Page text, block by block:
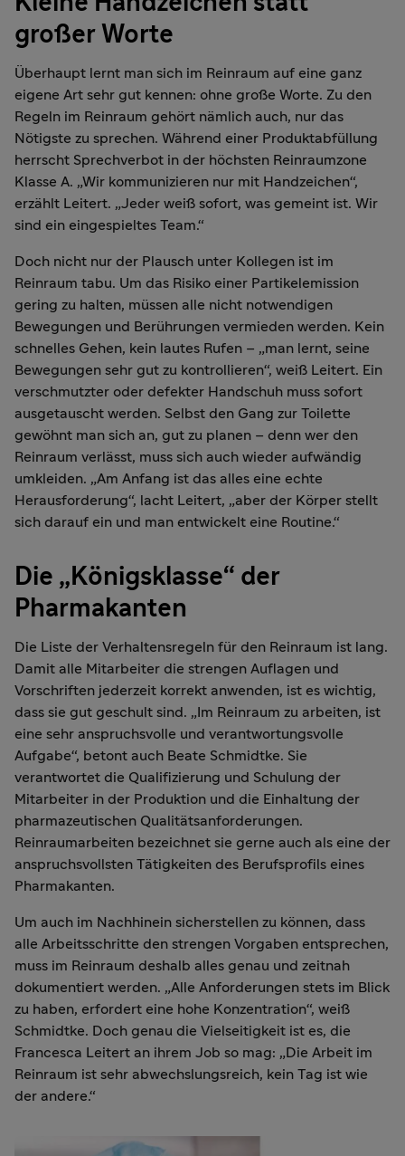
großer Worte
Überhaupt lernt man sich im Reinraum auf eine ganz
eigene Art sehr gut kennen: ohne große Worte. Zu den
Regeln im Reinraum gehört nämlich auch, nur das
Nötigste zu sprechen. Während einer Produktabfüllung
herrscht Sprechverbot in der höchsten Reinraumzone
Klasse A. „Wir kommunizieren nur mit Handzeichen“,
erzählt Leitert. „Jeder weiß sofort, was gemeint ist. Wir
sind ein eingespieltes Team.“
Doch nicht nur der Plausch unter Kollegen ist im
Reinraum tabu. Um das Risiko einer Partikelemission
gering zu halten, müssen alle nicht notwendigen
Bewegungen und Berührungen vermieden werden. Kein
schnelles Gehen, kein lautes Rufen – „man lernt, seine
Bewegungen sehr gut zu kontrollieren“, weiß Leitert. Ein
verschmutzter oder defekter Handschuh muss sofort
ausgetauscht werden. Selbst den Gang zur Toilette
gewöhnt man sich an, gut zu planen – denn wer den
Reinraum verlässt, muss sich auch wieder aufwändig
umkleiden. „Am Anfang ist das alles eine echte
Herausforderung“, lacht Leitert, „aber der Körper stellt
sich darauf ein und man entwickelt eine Routine.“
Die „Königsklasse“ der
Pharmakanten
Die Liste der Verhaltensregeln für den Reinraum ist lang.
Damit alle Mitarbeiter die strengen Auflagen und
Vorschriften jederzeit korrekt anwenden, ist es wichtig,
dass sie gut geschult sind. „Im Reinraum zu arbeiten, ist
eine sehr anspruchsvolle und verantwortungsvolle
Aufgabe“, betont auch Beate Schmidtke. Sie
verantwortet die Qualifizierung und Schulung der
Mitarbeiter in der Produktion und die Einhaltung der
pharmazeutischen Qualitätsanforderungen.
Reinraumarbeiten bezeichnet sie gerne auch als eine der
anspruchsvollsten Tätigkeiten des Berufsprofils eines
Pharmakanten.
Um auch im Nachhinein sicherstellen zu können, dass
alle Arbeitsschritte den strengen Vorgaben entsprechen,
muss im Reinraum deshalb alles genau und zeitnah
dokumentiert werden. „Alle Anforderungen stets im Blick
zu haben, erfordert eine hohe Konzentration“, weiß
Schmidtke. Doch genau die Vielseitigkeit ist es, die
Francesca Leitert an ihrem Job so mag: „Die Arbeit im
Reinraum ist sehr abwechslungsreich, kein Tag ist wie
der andere.“